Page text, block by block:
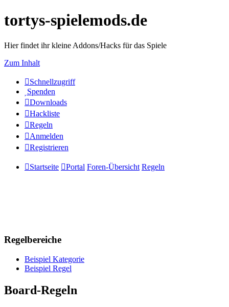
tortys-spielemods.de
Hier findet ihr kleine Addons/Hacks für das Spiele
Zum Inhalt
Schnellzugriff
Spenden
Downloads
Hackliste
Regeln
Anmelden
Registrieren
Startseite Portal Foren-Übersicht Regeln
Regelbereiche
Beispiel Kategorie
Beispiel Regel
Board-Regeln